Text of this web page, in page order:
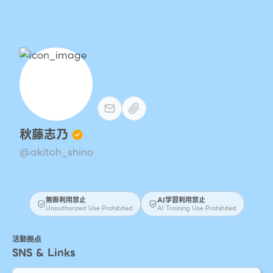
秋藤志乃
@akitoh_shino
無断利用禁止
Unauthorized Use Prohibited
AI学習利用禁止
AI Training Use Prohibited
活動拠点
SNS & Links